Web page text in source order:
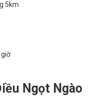
5km
Ngọt Ngào